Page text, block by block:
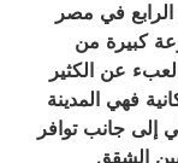
الرابع في مصر
كبيرة من
عن الكثير
فهي المدينة
إلى جانب توافر
الشقق